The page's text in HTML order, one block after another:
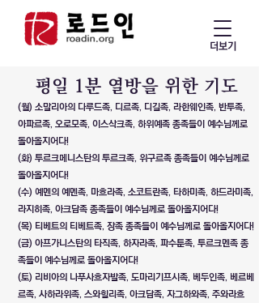
더보기
​평일 1분 열방을 위한 기도
(월) 소말리아의 다루드족, 디르족, 디길족, 라한웨인족, 반투족,
아파르족, 오로모족, 이스삭크족, 하위예족 종족들이 예수님께로
돌아올지어다!
(화) 투르크메니스탄의 투르크족, 위구르족 종족들이 예수님께로
돌아올지어다!
(수) 예멘의 예멘족, 마흐라족, 소코트란족, 타하미족, 하드라미족,
라지히족, 아크담족 종족들이 예수님께로 돌아올지어다!
(목) 티베트의 티베트족, 장족 종족들이 예수님께로 돌아올지어다!
(금) 아프가니스탄의 타직족, 하자라족, 파수툰족, 투르크멘족 종
족들이 예수님께로 돌아올지어다!
(토) 리비아의 나푸사흐자발족, 도마리기프시족, 베두인족, 베르베
르족, 사하라위족, 스와힐리족, 아크담족, 자그하와족, 주와라흐